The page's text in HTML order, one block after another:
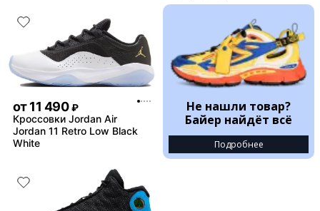
от11 490 ₽
Кроссовки Jordan Air
Jordan 11 Retro Low Black
White
Не нашли товар?
Байер найдёт всё
Подробнее